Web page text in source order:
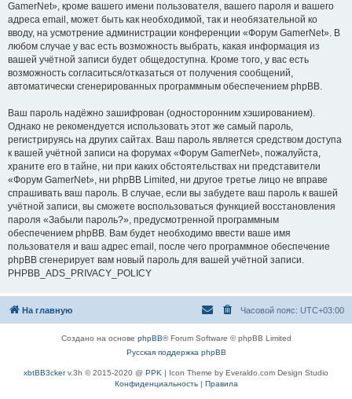
GamerNet», кроме вашего имени пользователя, вашего пароля и вашего
адреса email, может быть как необходимой, так и необязательной ко
вводу, на усмотрение администрации конференции «Форум GamerNet». В
любом случае у вас есть возможность выбрать, какая информация из
вашей учётной записи будет общедоступна. Кроме того, у вас есть
возможность согласиться/отказаться от получения сообщений,
автоматически сгенерированных программным обеспечением phpBB.
Ваш пароль надёжно зашифрован (односторонним хэшированием).
Однако не рекомендуется использовать этот же самый пароль,
регистрируясь на других сайтах. Ваш пароль является средством доступа
к вашей учётной записи на форумах «Форум GamerNet», пожалуйста,
храните его в тайне, ни при каких обстоятельствах ни представители
«Форум GamerNet», ни phpBB Limited, ни другое третье лицо не вправе
спрашивать ваш пароль. В случае, если вы забудете ваш пароль к вашей
учётной записи, вы сможете воспользоваться функцией восстановления
пароля «Забыли пароль?», предусмотренной программным
обеспечением phpBB. Вам будет необходимо ввести ваше имя
пользователя и ваш адрес email, после чего программное обеспечение
phpBB сгенерирует вам новый пароль для вашей учётной записи.
PHPBB_ADS_PRIVACY_POLICY
На главную Часовой пояс: UTC+03:00
Создано на основе phpBB® Forum Software © phpBB Limited
Русская поддержка phpBB
xbtBB3ckerv.3h © 2015-2020 @ PPK | Icon Theme by Everaldo.com Design Studio
Конфиденциальность| Правила